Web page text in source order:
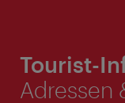
Tourist-
Adressen